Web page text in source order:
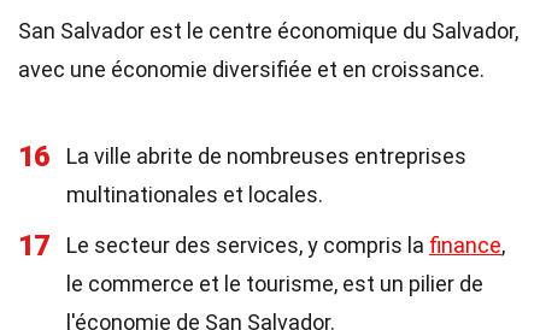
San Salvador est le centre économique du Salvador,
avec une économie diversifiée et en croissance.
16
La ville abrite de nombreuses entreprises
multinationales et locales.
17 Le secteur des services, y compris la finance,
le commerce et le tourisme, est un pilier de
l'économie de San Salvador.